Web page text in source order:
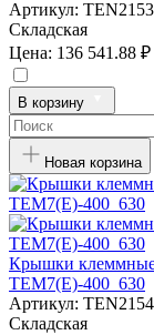
Артикул:
Складская
Цена: 136 541.88 ₽
В корзину
Новая корзина
Крышки клеммные
TEM7(E)-400_630
Артикул:
Складская